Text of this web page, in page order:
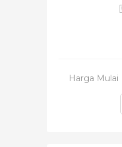
Harga Mulai